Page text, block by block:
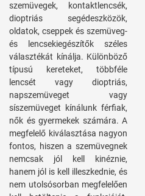
szemüvegek, kontaktlencsék,
dioptriás segédeszközök,
oldatok, cseppek és szemüveg-
és lencsekiegészítők széles
választékát kínálja. Különböző
típusú kereteket, többféle
lencsét vagy dioptriás,
napszemüveget vagy
síszemüveget kínálunk férfiak,
nők és gyermekek számára. A
megfelelő kiválasztása nagyon
fontos, hiszen a szemüvegnek
nemcsak jól kell kinéznie,
hanem jól is kell illeszkednie, és
nem utolsósorban megfelelően